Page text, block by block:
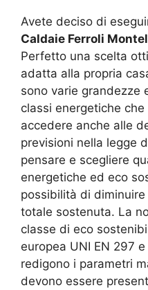
Avete deciso di
Caldaie Ferroli
Perfetto una scelta
adatta alla propria
sono varie grandezze
classi energetiche
accedere anche alle
previsioni nella legge
pensare e scegliere
energetiche ed eco
possibilità di
totale sostenuta. La
classe di eco
europea UNI EN 297
redigono i parametri
devono essere